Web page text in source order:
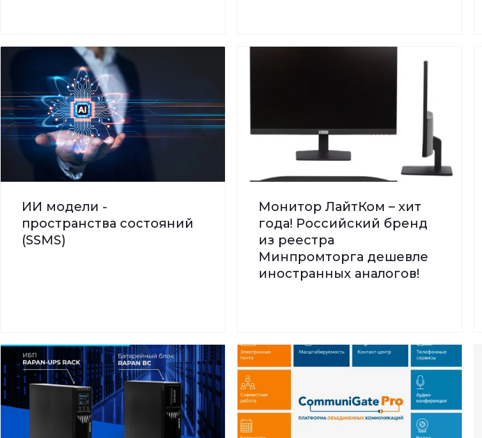
ИИ модели -
пространства состояний
(SSMS)
Монитор ЛайтКом – хит
года! Российский бренд
из реестра
Минпромторга дешевле
иностранных аналогов!